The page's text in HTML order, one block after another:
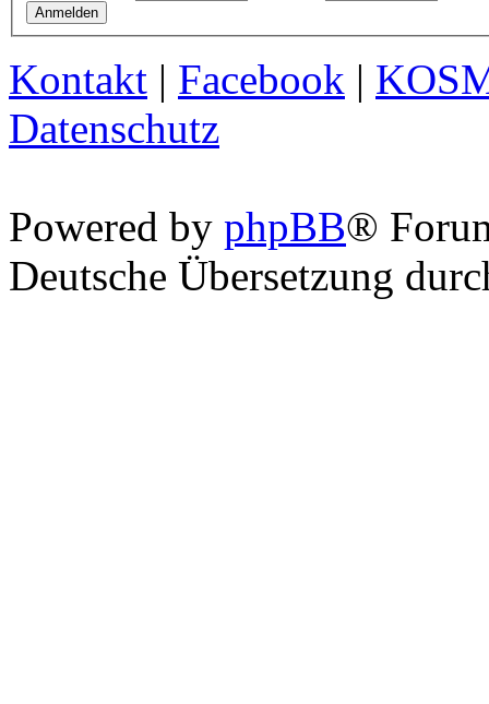
Kontakt | Facebook |
Datenschutz
Powered by phpBB®
Deutsche Übersetzung